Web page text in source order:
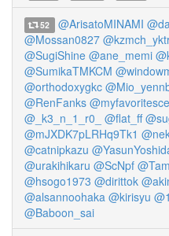
52 @ArisatoMINAMI
@Mossan0827
@SugiShine @ane_memi
@SumikaTMKCM
@orthodoxygkc
@RenFanks
@_k3_n_1_r0_
@flat_ff
@mJXDK7pLRHq9Tk1
@catnipkazu
@urakihikaru @ScNpf
@hsogo1973 @dirittok
@alsannoohaka @kirisyu
@Baboon_sai